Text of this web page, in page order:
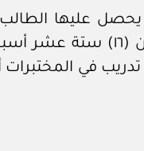
يحصل عليها
يتوجب على الطالب دراستها خلال